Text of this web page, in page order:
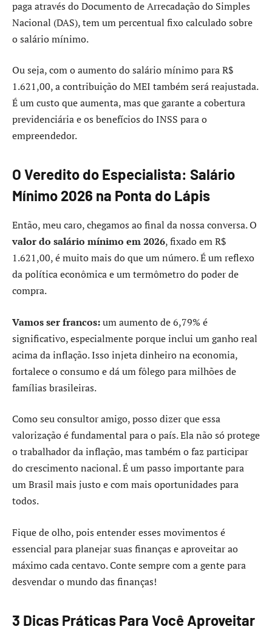
paga através do Documento de Arrecadação do Simples
Nacional (DAS), tem um percentual fixo calculado sobre
o salário mínimo.
Ou seja, com o aumento do salário mínimo para R$
1.621,00, a contribuição do MEI também será reajustada.
É um custo que aumenta, mas que garante a cobertura
previdenciária e os benefícios do INSS para o
empreendedor.
O Veredito do Especialista: Salário
Mínimo 2026 na Ponta do Lápis
Então, meu caro, chegamos ao final da nossa conversa. O
valor do salário mínimo em 2026, fixado em R$
1.621,00, é muito mais do que um número. É um reflexo
da política econômica e um termômetro do poder de
compra.
Vamos ser francos:um aumento de 6,79% é
significativo, especialmente porque inclui um ganho real
acima da inflação. Isso injeta dinheiro na economia,
fortalece o consumo e dá um fôlego para milhões de
famílias brasileiras.
Como seu consultor amigo, posso dizer que essa
valorização é fundamental para o país. Ela não só protege
o trabalhador da inflação, mas também o faz participar
do crescimento nacional. É um passo importante para
um Brasil mais justo e com mais oportunidades para
todos.
Fique de olho, pois entender esses movimentos é
essencial para planejar suas finanças e aproveitar ao
máximo cada centavo. Conte sempre com a gente para
desvendar o mundo das finanças!
3 Dicas Práticas Para Você Aproveitar